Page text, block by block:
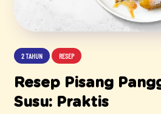
2 TAHUN RESEP
Resep Pisang
Susu: Praktis